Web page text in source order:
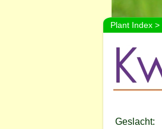
Plant Index>
Geslacht: